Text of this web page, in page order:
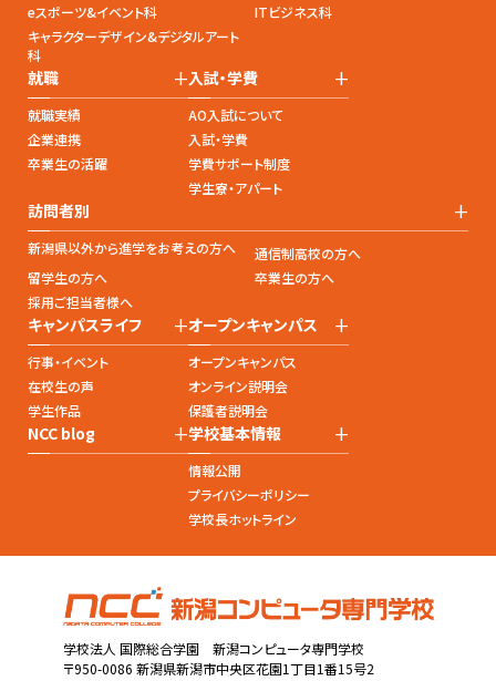
eスポーツ&イベント科
ITビジネス科
キャラクターデザイン&デジタルアート
科
就職 +
就職実績
企業連携
卒業生の活躍
入試・学費 +
AO入試について
入試・学費
学費サポート制度
学生寮・アパート
訪問者別 +
新潟県以外から進学をお考えの方へ
通信制高校の方へ
留学生の方へ
卒業生の方へ
採用ご担当者様へ
キャンパスライフ +
行事・イベント
在校生の声
学生作品
オープンキャンパス +
オープンキャンパス
オンライン説明会
保護者説明会
NCC blog +学校基本情報 +
情報公開
プライバシーポリシー
学校長ホットライン
学校法人 国際総合学園 新潟コンピュータ専門学校
〒950-0086 新潟県新潟市中央区花園1丁目1番15号2